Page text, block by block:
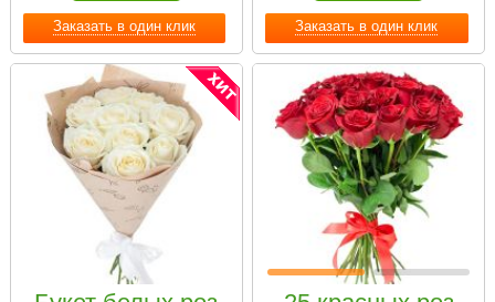
Заказать в один клик Заказать в один клик